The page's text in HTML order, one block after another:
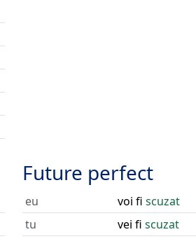
Future perfect
eu voi fi scuzat
tu
vei fi scuzat